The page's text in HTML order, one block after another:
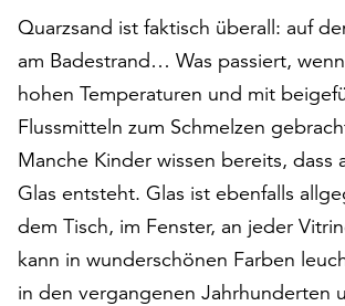
werden.
Klicken
Sie
auf
„Alle
akzeptieren“,
um
alle
Cookies
zu
akzeptieren.
Quarzsand ist faktisch überall: auf
am Badestrand… Was passiert,
hohen Temperaturen und mit
Flussmitteln zum Schmelzen
Manche Kinder wissen bereits, dass
Glas entsteht. Glas ist ebenfalls
dem Tisch, im Fenster, an jeder
kann in wunderschönen Farben
in den vergangenen Jahrhunderten